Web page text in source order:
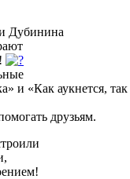
Дубинина
и «Как аукнется,
друзьям.